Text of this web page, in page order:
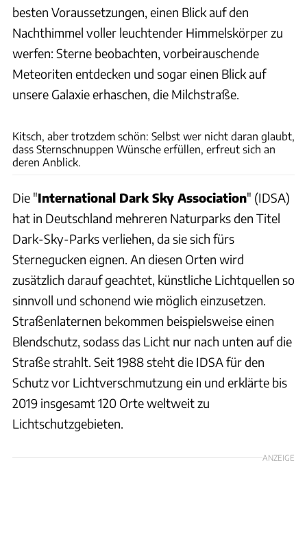
besten Voraussetzungen, einen Blick auf den
Nachthimmel voller leuchtender Himmelskörper zu
werfen: Sterne beobachten, vorbeirauschende
Meteoriten entdecken und sogar einen Blick auf
unsere Galaxie erhaschen, die Milchstraße.
Kitsch, aber trotzdem schön: Selbst wer nicht daran glaubt,
dass Sternschnuppen Wünsche erfüllen, erfreut sich an
deren Anblick.
Die "International Dark Sky Association" (IDSA)
hat in Deutschland mehreren Naturparks den Titel
Dark-Sky-Parks verliehen, da sie sich fürs
Sternegucken eignen. An diesen Orten wird
zusätzlich darauf geachtet, künstliche Lichtquellen so
sinnvoll und schonend wie möglich einzusetzen.
Straßenlaternen bekommen beispielsweise einen
Blendschutz, sodass das Licht nur nach unten auf die
Straße strahlt. Seit 1988 steht die IDSA für den
Schutz vor Lichtverschmutzung ein und erklärte bis
2019 insgesamt 120 Orte weltweit zu
Lichtschutzgebieten.
ANZEIGE